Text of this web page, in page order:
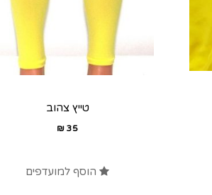
טייץ צהוב
35
₪
הוסף למועדפים